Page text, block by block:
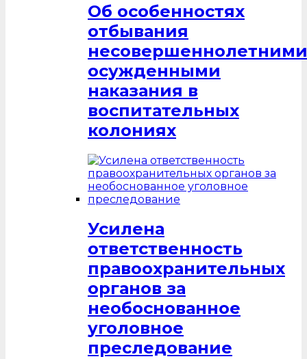
Об особенностях
отбывания
несовершеннолетними
осужденными
наказания в
воспитательных
колониях
Усилена
ответственность
правоохранительных
органов за
необоснованное
уголовное
преследование